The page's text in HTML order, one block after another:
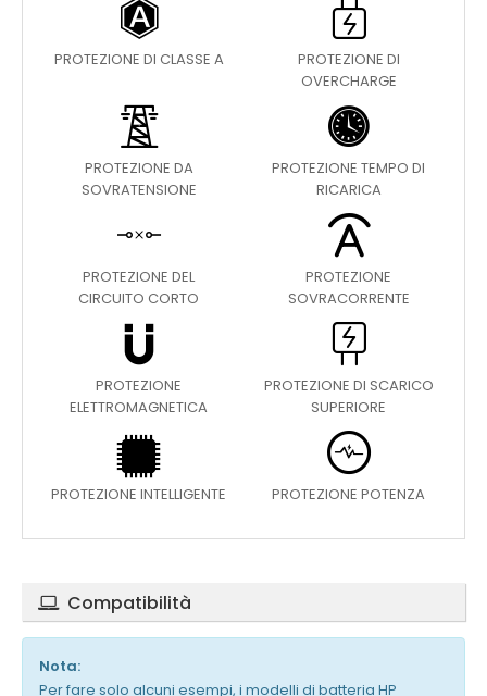
PROTEZIONE DI CLASSE A
PROTEZIONE DI
OVERCHARGE
PROTEZIONE DA
SOVRATENSIONE
PROTEZIONE TEMPO DI
RICARICA
PROTEZIONE DEL
CIRCUITO CORTO
PROTEZIONE
SOVRACORRENTE
PROTEZIONE
ELETTROMAGNETICA
PROTEZIONE DI SCARICO
SUPERIORE
PROTEZIONE INTELLIGENTE PROTEZIONE POTENZA
Compatibilità
Nota:
Per fare solo alcuni esempi, i modelli di batteria HP